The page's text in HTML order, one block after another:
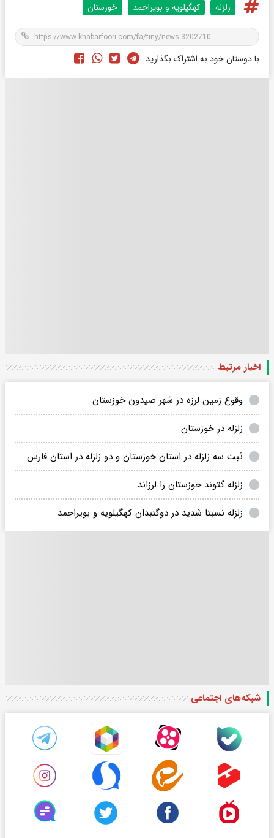
زلزله کهگیلویه و بویراحمد خوزستان
با دوستان خود به اشتراک بگذارید:
اخبار مرتبط
وقوع زمین لرزه در شهر صیدون خوزستان
زلزله در خوزستان
ثبت سه زلزله در استان خوزستان و دو زلزله در استان فارس
زلزله گتوند خوزستان را لرزاند
زلزله نسبتا شدید در دوگنبدان کهگیلویه و بویراحمد
شبکه‌های اجتماعی